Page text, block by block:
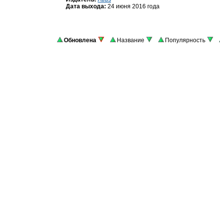
Дата выхода: 24 июня 2016 года
Обновлена Название Популярность